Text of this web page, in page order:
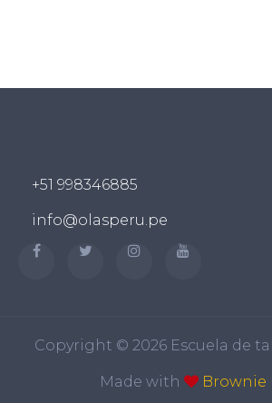
+51 998346885
info@olasperu.pe
Copyright © 2026 Escuela de
Made with Brownie